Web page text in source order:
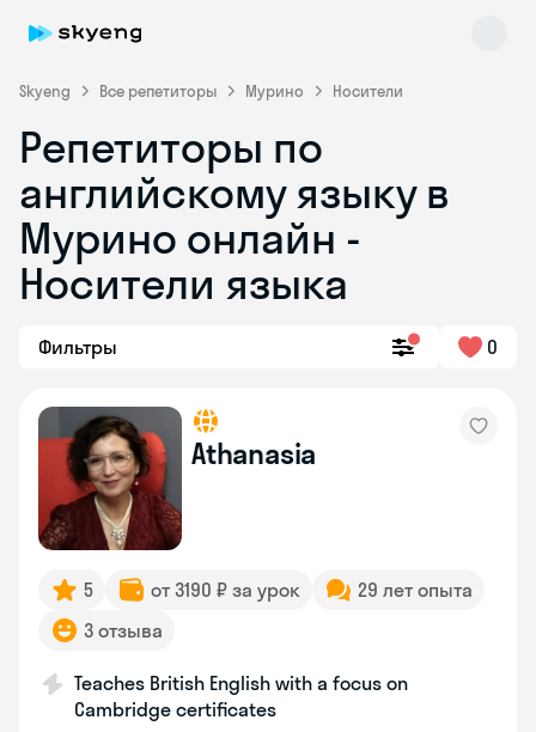
Skyeng Все репетиторы Мурино Носители
Репетиторы по
английскому языку в
Мурино онлайн -
Носители языка
Фильтры 0
Athanasia
5 от 3190 ₽ за урок
29 лет опыта
3 отзыва
Teaches British English with a focus on
Cambridge certificates